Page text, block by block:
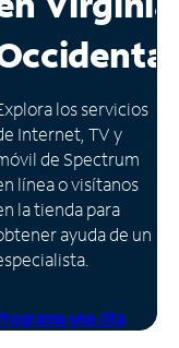
los servicios
Internet, TV y
de Spectrum
línea o visítanos
la tienda para
ayuda de un
una cita